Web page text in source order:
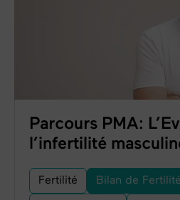
Parcours PMA:
l’infertilité
Fertilité Bilan de Fertilité